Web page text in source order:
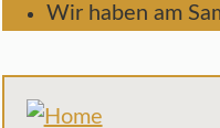
Wir haben am